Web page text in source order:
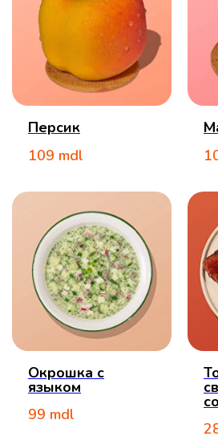
Персик
109 mdl
Окрошка с
языком
99 mdl